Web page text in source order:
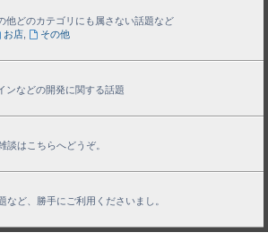
他どのカテゴリにも属さない話題など
お店,
その他
ンなどの開発に関する話題
談はこちらへどうぞ。
など、勝手にご利用くださいまし。